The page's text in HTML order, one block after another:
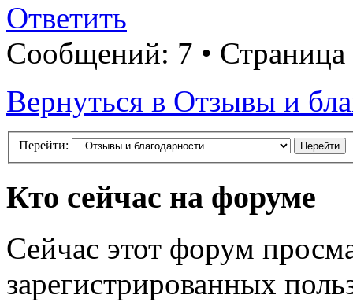
Ответить
Сообщений: 7 • Страница
Вернуться в Отзывы и
Перейти:
Кто сейчас на форуме
Сейчас этот форум
зарегистрированных